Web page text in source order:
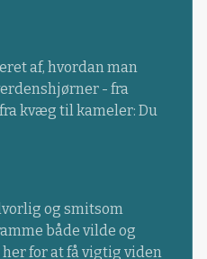
af, hvordan man
- fra
kvæg til kameler: Du
og smitsom
både vilde og
for at få vigtig viden